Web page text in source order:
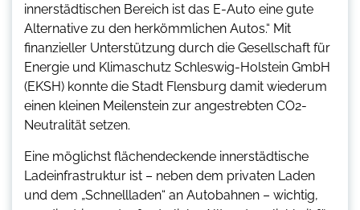
innerstädtischen Bereich ist das E-Auto eine gute
Alternative zu den herkömmlichen Autos.“ Mit
finanzieller Unterstützung durch die Gesellschaft für
Energie und Klimaschutz Schleswig-Holstein GmbH
(EKSH) konnte die Stadt Flensburg damit wiederum
einen kleinen Meilenstein zur angestrebten CO2-
Neutralität setzen.
Eine möglichst flächendeckende innerstädtische
Ladeinfrastruktur ist – neben dem privaten Laden
und dem „Schnellladen“ an Autobahnen – wichtig,